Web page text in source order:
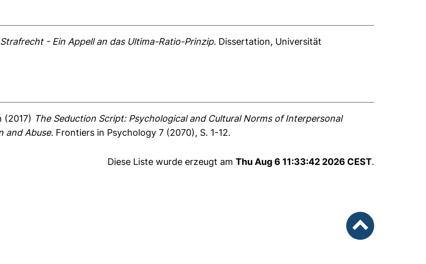
- Ein Appell an das Ultima-Ratio-Prinzip. Dissertation, Universität
(2017) The Seduction Script: Psychological and Cultural Norms of Interpersonal
and Abuse. Frontiers in Psychology 7 (2070), S. 1-12.
Diese Liste wurde erzeugt am Thu Aug 6 11:33:42 2026 CEST.